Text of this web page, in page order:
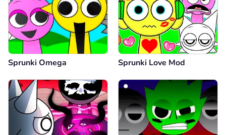
Sprunki Omega Sprunki Love Mod